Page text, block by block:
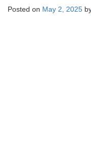
Posted on May 2, 2025